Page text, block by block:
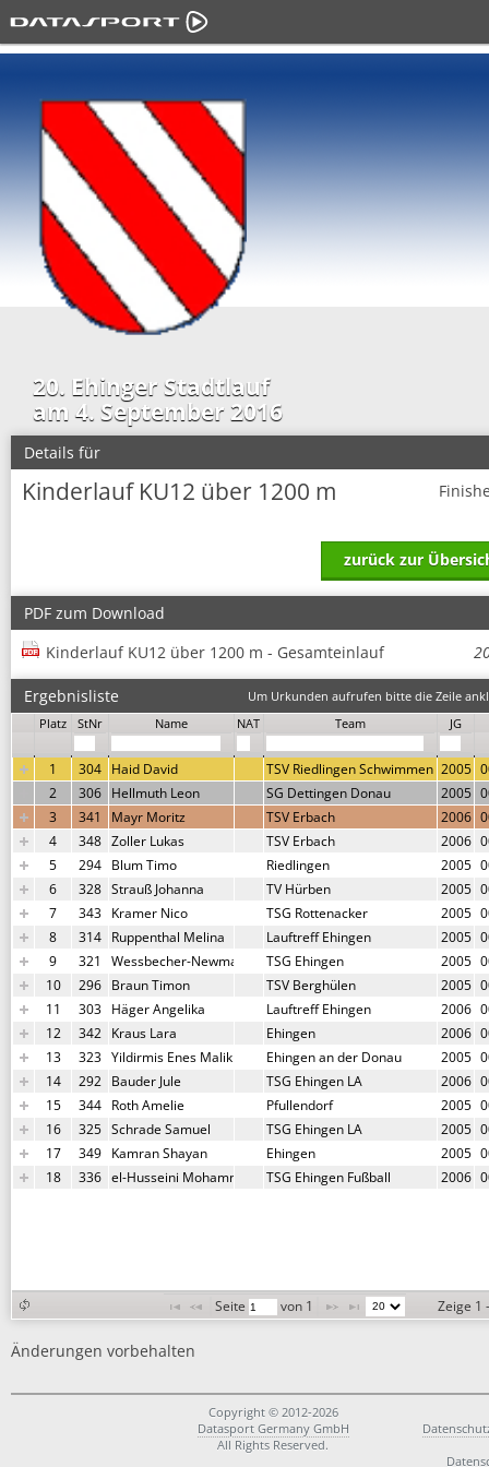
20. Ehinger Stadtlauf
am 4. September 2016
Details für
Kinderlauf KU12 über 1200 m
zurück zur
PDF zum Download
Kinderlauf KU12 über 1200 m - Gesamteinlauf
Ergebnisliste
Um Urkunden aufrufen bitte die Zeile
Platz
StNr Name NAT Team JG
1 304 Haid David TSV Riedlingen Schwimmen 2005
2
306 Hellmuth Leon SG Dettingen Donau 2005
3
341 Mayr Moritz TSV Erbach 2006
4
348 Zoller Lukas TSV Erbach 2006
5
294 Blum Timo Riedlingen 2005
6
328 Strauß Johanna TV Hürben 2005
7
343 Kramer Nico TSG Rottenacker 2005
8
314 Ruppenthal Melina Lauftreff Ehingen 2005
9
321 Wessbecher-Newman LeviTSG Ehingen 2005
10
296 Braun Timon TSV Berghülen 2005
11
303 Häger Angelika Lauftreff Ehingen 2006
12
342 Kraus Lara Ehingen 2006
13
323 Yildirmis Enes Malik Ehingen an der Donau 2005
14
292 Bauder Jule TSG Ehingen LA 2006
15
344 Roth Amelie Pfullendorf 2005
16
325 Schrade Samuel TSG Ehingen LA 2005
17
349 Kamran Shayan Ehingen 2005
18
336 el-Husseini Mohammed TSG Ehingen Fußball 2006
Seite von 1 Zeige 1
Änderungen vorbehalten
Copyright © 2012-2026
Datasport Germany GmbH
All Rights Reserved.